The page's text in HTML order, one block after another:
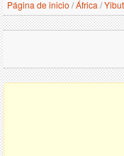
Página de inicio /África /